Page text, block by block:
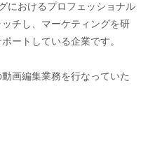
におけるプロフェッショナル
チし、マーケティングを研
ートしている企業です。
画編集業務を行なっていた